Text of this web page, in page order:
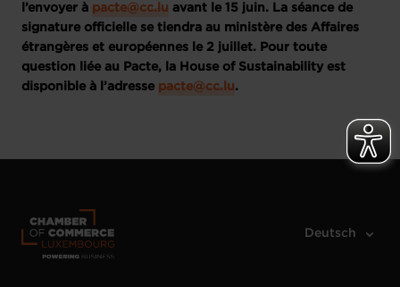
l’envoyer à pacte@cc.lu avant le 15 juin. La séance de
signature officielle se tiendra au ministère des Affaires
étrangères et européennes le 2 juillet. Pour toute
question liée au Pacte, la House of Sustainability est
disponible à l’adresse pacte@cc.lu.